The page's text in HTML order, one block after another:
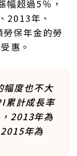
幅超過5％，
2013年、
保年金的勞
惠。
幅度也不大
累計成長率
2013年為
年為